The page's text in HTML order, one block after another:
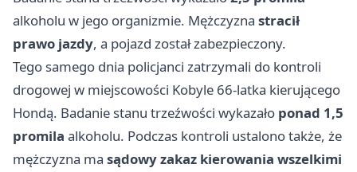
alkoholu w jego organizmie. Mężczyzna stracił
prawo jazdy, a pojazd został zabezpieczony.
Tego samego dnia policjanci zatrzymali do kontroli
drogowej w miejscowości Kobyle 66-latka kierującego
Hondą. Badanie stanu trzeźwości wykazało ponad 1,5
promila alkoholu. Podczas kontroli ustalono także, że
mężczyzna ma sądowy zakaz kierowania wszelkimi